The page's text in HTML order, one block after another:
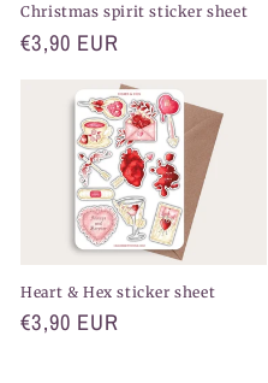
Christmas spirit sticker sheet
Normaler
€3,90 EUR
Heart & Hex sticker sheet
Normaler
€3,90 EUR